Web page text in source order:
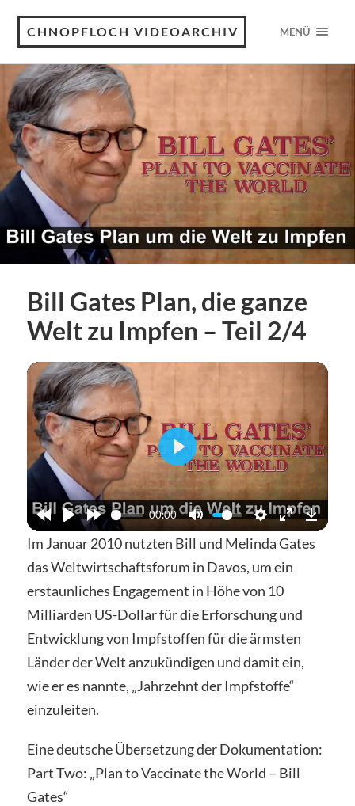
CHNOPFLOCH VIDEOARCHIV MENÜ
Bill Gates Plan, die ganze
Welt zu Impfen – Teil 2/4
00:00
Abspielen
Im Januar 2010 nutzten Bill und Melinda Gates
das Weltwirtschaftsforum in Davos, um ein
erstaunliches Engagement in Höhe von 10
Milliarden US-Dollar für die Erforschung und
Entwicklung von Impfstoffen für die ärmsten
Länder der Welt anzukündigen und damit ein,
wie er es nannte, „Jahrzehnt der Impfstoffe“
einzuleiten.
Eine deutsche Übersetzung der Dokumentation:
Part Two: „Plan to Vaccinate the World – Bill
Gates“